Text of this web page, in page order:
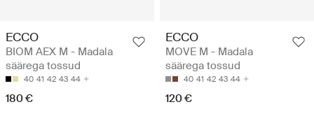
ECCO
BIOM AEX M - Madala
säärega tossud
40 41 42 43 44
180 €
ECCO
MOVE M - Madala
säärega tossud
40 41 42 43 44
120 €